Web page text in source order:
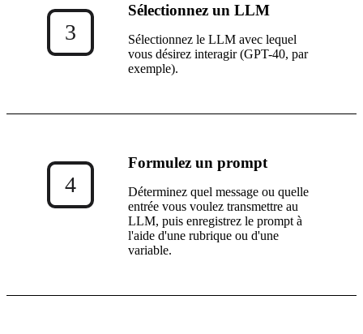
3
Sélectionnez un LLM
Sélectionnez le LLM avec lequel
vous désirez interagir (GPT-40, par
exemple).
4
Formulez un prompt
Déterminez quel message ou quelle
entrée vous voulez transmettre au
LLM, puis enregistrez le prompt à
l'aide d'une rubrique ou d'une
variable.